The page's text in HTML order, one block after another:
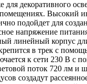
для декоративного
Высокий
подойдет для
напряжение
линейный корпус
в трек с
к сети 230 В с
поток 720 лм и
создадут